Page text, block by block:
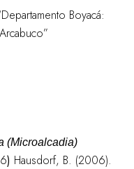
Boyacá:
(Microalcadia)
) Hausdorf, B. (2006).